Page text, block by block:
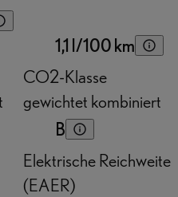
1,1 l/100 km
CO2-Klasse
gewichtet kombiniert
B
Elektrische Reichweite
(EAER)